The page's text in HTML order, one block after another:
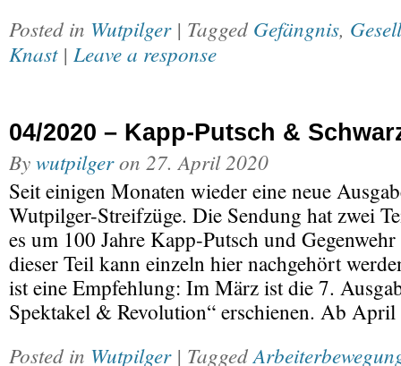
Posted in Wutpilger | Tagged Gefängnis,
Knast| Leave a response
04/2020 – Kapp-Putsch &
Bywutpilgeron 27. April 2020
Seit einigen Monaten wieder eine neue
Wutpilger-Streifzüge. Die Sendung hat zwei
es um 100 Jahre Kapp-Putsch und
dieser Teil kann einzeln hier nachgehört
ist eine Empfehlung: Im März ist die 7.
Spektakel & Revolution“ erschienen. Ab
Posted in Wutpilger | Tagged